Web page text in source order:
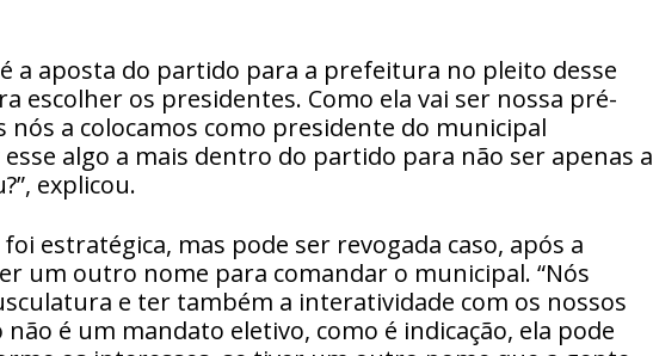
a aposta do partido para a prefeitura no pleito desse
escolher os presidentes. Como ela vai ser nossa pré-
a colocamos como presidente do municipal
algo a mais dentro do partido para não ser apenas a
explicou.
estratégica, mas pode ser revogada caso, após a
um outro nome para comandar o municipal. “Nós
e ter também a interatividade com os nossos
é um mandato eletivo, como é indicação, ela pode